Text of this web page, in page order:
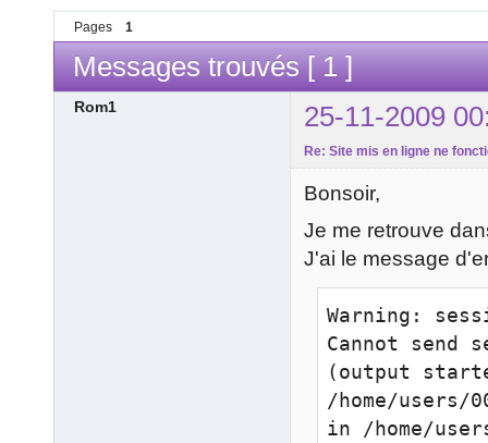
Pages 1
Messages trouvés [ 1 ]
Rom1 25-11-2009
Re: Site mis en ligne ne
Bonsoir,
Je me retrouve
J'ai le message
Warning:
Cannot send
(output
/home/users/
in /home/